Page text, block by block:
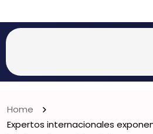
Home
Expertos internacionales